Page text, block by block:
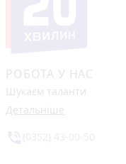
РОБОТА У НАС
Шукаєм таланти
Детальніше